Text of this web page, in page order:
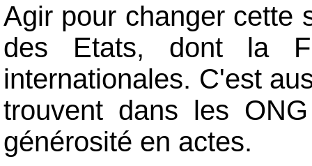
Agir pour changer cette
des Etats, dont la
internationales. C'est
trouvent dans les
générosité en actes.